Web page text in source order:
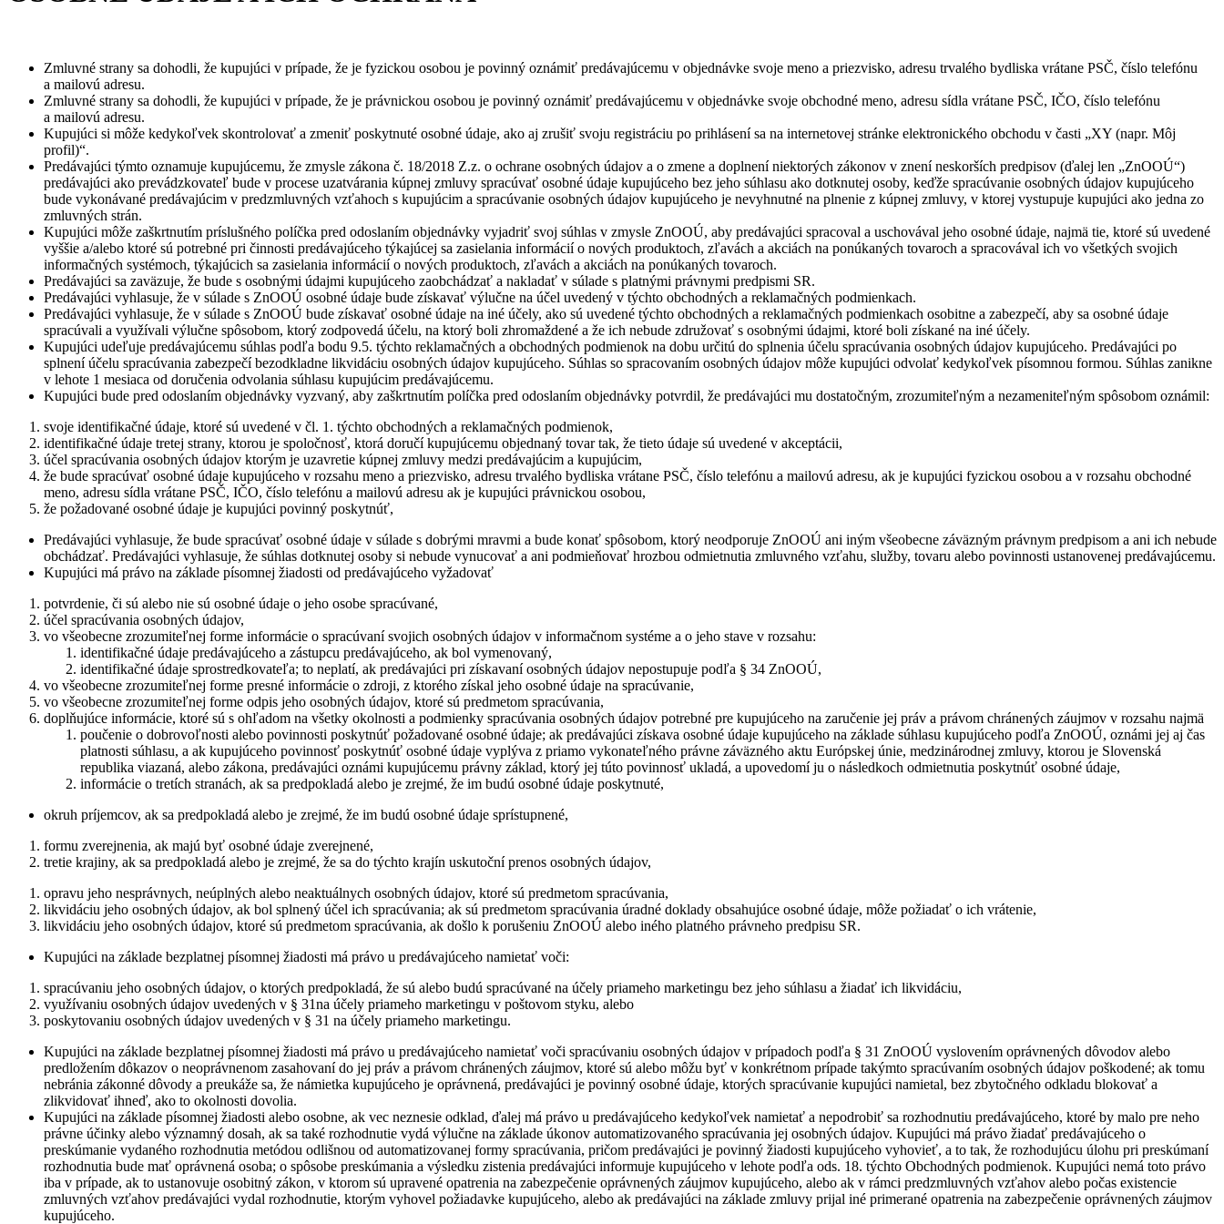
Zmluvné strany sa dohodli, že kupujúci v prípade, že je fyzickou osobou je povinný oznámiť predávajúcemu v objednávke svoje meno a priezvisko, adresu trvalého bydliska vrátane PSČ, číslo telefónu
a mailovú adresu.
Zmluvné strany sa dohodli, že kupujúci v prípade, že je právnickou osobou je povinný oznámiť predávajúcemu v objednávke svoje obchodné meno, adresu sídla vrátane PSČ, IČO, číslo telefónu
a mailovú adresu.
Kupujúci si môže kedykoľvek skontrolovať a zmeniť poskytnuté osobné údaje, ako aj zrušiť svoju registráciu po prihlásení sa na internetovej stránke elektronického obchodu v časti „XY (napr. Môj
profil)“.
Predávajúci týmto oznamuje kupujúcemu, že zmysle zákona č. 18/2018 Z.z. o ochrane osobných údajov a o zmene a doplnení niektorých zákonov v znení neskorších predpisov (ďalej len „ZnOOÚ“)
predávajúci ako prevádzkovateľ bude v procese uzatvárania kúpnej zmluvy spracúvať osobné údaje kupujúceho bez jeho súhlasu ako dotknutej osoby, keďže spracúvanie osobných údajov kupujúceho
bude vykonávané predávajúcim v predzmluvných vzťahoch s kupujúcim a spracúvanie osobných údajov kupujúceho je nevyhnutné na plnenie z kúpnej zmluvy, v ktorej vystupuje kupujúci ako jedna zo
zmluvných strán.
Kupujúci môže zaškrtnutím príslušného políčka pred odoslaním objednávky vyjadriť svoj súhlas v zmysle ZnOOÚ, aby predávajúci spracoval a uschovával jeho osobné údaje, najmä tie, ktoré sú uvedené
vyššie a/alebo ktoré sú potrebné pri činnosti predávajúceho týkajúcej sa zasielania informácií o nových produktoch, zľavách a akciách na ponúkaných tovaroch a spracovával ich vo všetkých svojich
informačných systémoch, týkajúcich sa zasielania informácií o nových produktoch, zľavách a akciách na ponúkaných tovaroch.
Predávajúci sa zaväzuje, že bude s osobnými údajmi kupujúceho zaobchádzať a nakladať v súlade s platnými právnymi predpismi SR.
Predávajúci vyhlasuje, že v súlade s ZnOOÚ osobné údaje bude získavať výlučne na účel uvedený v týchto obchodných a reklamačných podmienkach.
Predávajúci vyhlasuje, že v súlade s ZnOOÚ bude získavať osobné údaje na iné účely, ako sú uvedené týchto obchodných a reklamačných podmienkach osobitne a zabezpečí, aby sa osobné údaje
spracúvali a využívali výlučne spôsobom, ktorý zodpovedá účelu, na ktorý boli zhromaždené a že ich nebude združovať s osobnými údajmi, ktoré boli získané na iné účely.
Kupujúci udeľuje predávajúcemu súhlas podľa bodu 9.5. týchto reklamačných a obchodných podmienok na dobu určitú do splnenia účelu spracúvania osobných údajov kupujúceho. Predávajúci po
splnení účelu spracúvania zabezpečí bezodkladne likvidáciu osobných údajov kupujúceho. Súhlas so spracovaním osobných údajov môže kupujúci odvolať kedykoľvek písomnou formou. Súhlas zanikne
v lehote 1 mesiaca od doručenia odvolania súhlasu kupujúcim predávajúcemu.
Kupujúci bude pred odoslaním objednávky vyzvaný, aby zaškrtnutím políčka pred odoslaním objednávky potvrdil, že predávajúci mu dostatočným, zrozumiteľným a nezameniteľným spôsobom oznámil:
svoje identifikačné údaje, ktoré sú uvedené v čl. 1. týchto obchodných a reklamačných podmienok,
identifikačné údaje tretej strany, ktorou je spoločnosť, ktorá doručí kupujúcemu objednaný tovar tak, že tieto údaje sú uvedené v akceptácii,
účel spracúvania osobných údajov ktorým je uzavretie kúpnej zmluvy medzi predávajúcim a kupujúcim,
že bude spracúvať osobné údaje kupujúceho v rozsahu meno a priezvisko, adresu trvalého bydliska vrátane PSČ, číslo telefónu a mailovú adresu, ak je kupujúci fyzickou osobou a v rozsahu obchodné
meno, adresu sídla vrátane PSČ, IČO, číslo telefónu a mailovú adresu ak je kupujúci právnickou osobou,
že požadované osobné údaje je kupujúci povinný poskytnúť,
Predávajúci vyhlasuje, že bude spracúvať osobné údaje v súlade s dobrými mravmi a bude konať spôsobom, ktorý neodporuje ZnOOÚ ani iným všeobecne záväzným právnym predpisom a ani ich nebude
obchádzať. Predávajúci vyhlasuje, že súhlas dotknutej osoby si nebude vynucovať a ani podmieňovať hrozbou odmietnutia zmluvného vzťahu, služby, tovaru alebo povinnosti ustanovenej predávajúcemu.
Kupujúci má právo na základe písomnej žiadosti od predávajúceho vyžadovať
potvrdenie, či sú alebo nie sú osobné údaje o jeho osobe spracúvané,
účel spracúvania osobných údajov,
vo všeobecne zrozumiteľnej forme informácie o spracúvaní svojich osobných údajov v informačnom systéme a o jeho stave v rozsahu:
identifikačné údaje predávajúceho a zástupcu predávajúceho, ak bol vymenovaný,
identifikačné údaje sprostredkovateľa; to neplatí, ak predávajúci pri získavaní osobných údajov nepostupuje podľa § 34 ZnOOÚ,
vo všeobecne zrozumiteľnej forme presné informácie o zdroji, z ktorého získal jeho osobné údaje na spracúvanie,
vo všeobecne zrozumiteľnej forme odpis jeho osobných údajov, ktoré sú predmetom spracúvania,
doplňujúce informácie, ktoré sú s ohľadom na všetky okolnosti a podmienky spracúvania osobných údajov potrebné pre kupujúceho na zaručenie jej práv a právom chránených záujmov v rozsahu najmä
poučenie o dobrovoľnosti alebo povinnosti poskytnúť požadované osobné údaje; ak predávajúci získava osobné údaje kupujúceho na základe súhlasu kupujúceho podľa ZnOOÚ, oznámi jej aj čas
platnosti súhlasu, a ak kupujúceho povinnosť poskytnúť osobné údaje vyplýva z priamo vykonateľného právne záväzného aktu Európskej únie, medzinárodnej zmluvy, ktorou je Slovenská
republika viazaná, alebo zákona, predávajúci oznámi kupujúcemu právny základ, ktorý jej túto povinnosť ukladá, a upovedomí ju o následkoch odmietnutia poskytnúť osobné údaje,
informácie o tretích stranách, ak sa predpokladá alebo je zrejmé, že im budú osobné údaje poskytnuté,
okruh príjemcov, ak sa predpokladá alebo je zrejmé, že im budú osobné údaje sprístupnené,
formu zverejnenia, ak majú byť osobné údaje zverejnené,
tretie krajiny, ak sa predpokladá alebo je zrejmé, že sa do týchto krajín uskutoční prenos osobných údajov,
opravu jeho nesprávnych, neúplných alebo neaktuálnych osobných údajov, ktoré sú predmetom spracúvania,
likvidáciu jeho osobných údajov, ak bol splnený účel ich spracúvania; ak sú predmetom spracúvania úradné doklady obsahujúce osobné údaje, môže požiadať o ich vrátenie,
likvidáciu jeho osobných údajov, ktoré sú predmetom spracúvania, ak došlo k porušeniu ZnOOÚ alebo iného platného právneho predpisu SR.
Kupujúci na základe bezplatnej písomnej žiadosti má právo u predávajúceho namietať voči:
spracúvaniu jeho osobných údajov, o ktorých predpokladá, že sú alebo budú spracúvané na účely priameho marketingu bez jeho súhlasu a žiadať ich likvidáciu,
využívaniu osobných údajov uvedených v § 31na účely priameho marketingu v poštovom styku, alebo
poskytovaniu osobných údajov uvedených v § 31 na účely priameho marketingu.
Kupujúci na základe bezplatnej písomnej žiadosti má právo u predávajúceho namietať voči spracúvaniu osobných údajov v prípadoch podľa § 31 ZnOOÚ vyslovením oprávnených dôvodov alebo
predložením dôkazov o neoprávnenom zasahovaní do jej práv a právom chránených záujmov, ktoré sú alebo môžu byť v konkrétnom prípade takýmto spracúvaním osobných údajov poškodené; ak tomu
nebránia zákonné dôvody a preukáže sa, že námietka kupujúceho je oprávnená, predávajúci je povinný osobné údaje, ktorých spracúvanie kupujúci namietal, bez zbytočného odkladu blokovať a
zlikvidovať ihneď, ako to okolnosti dovolia.
Kupujúci na základe písomnej žiadosti alebo osobne, ak vec neznesie odklad, ďalej má právo u predávajúceho kedykoľvek namietať a nepodrobiť sa rozhodnutiu predávajúceho, ktoré by malo pre neho
právne účinky alebo významný dosah, ak sa také rozhodnutie vydá výlučne na základe úkonov automatizovaného spracúvania jej osobných údajov. Kupujúci má právo žiadať predávajúceho o
preskúmanie vydaného rozhodnutia metódou odlišnou od automatizovanej formy spracúvania, pričom predávajúci je povinný žiadosti kupujúceho vyhovieť, a to tak, že rozhodujúcu úlohu pri preskúmaní
rozhodnutia bude mať oprávnená osoba; o spôsobe preskúmania a výsledku zistenia predávajúci informuje kupujúceho v lehote podľa ods. 18. týchto Obchodných podmienok. Kupujúci nemá toto právo
iba v prípade, ak to ustanovuje osobitný zákon, v ktorom sú upravené opatrenia na zabezpečenie oprávnených záujmov kupujúceho, alebo ak v rámci predzmluvných vzťahov alebo počas existencie
zmluvných vzťahov predávajúci vydal rozhodnutie, ktorým vyhovel požiadavke kupujúceho, alebo ak predávajúci na základe zmluvy prijal iné primerané opatrenia na zabezpečenie oprávnených záujmov
kupujúceho.